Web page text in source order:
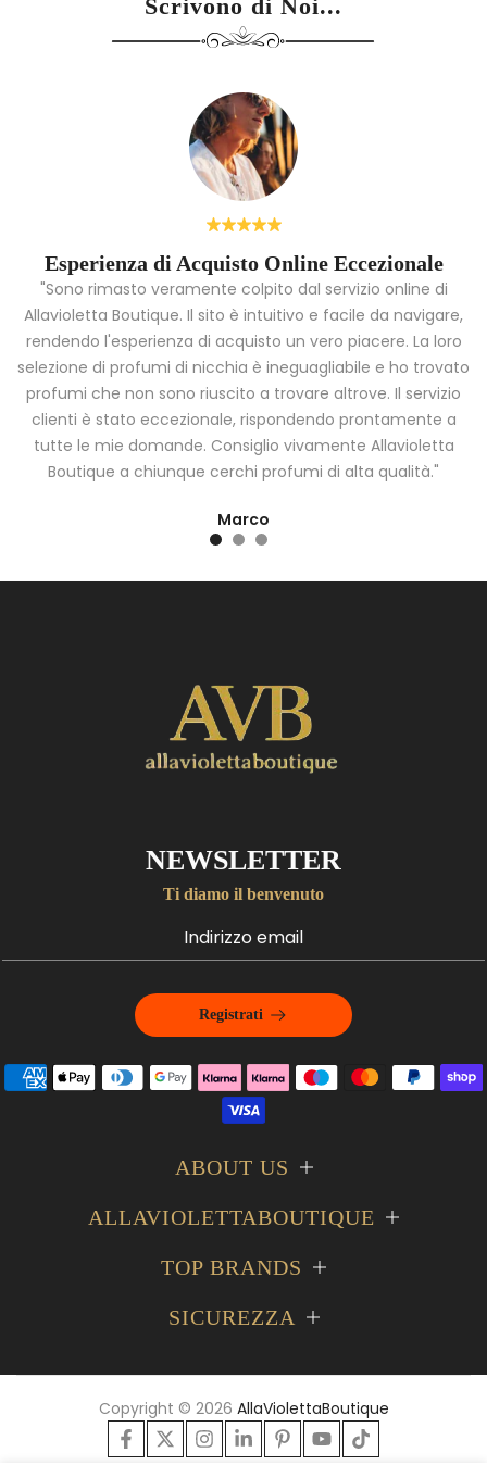
Scrivono di Noi...
Esperienza di Acquisto Online Eccezionale
"Sono rimasto veramente colpito dal servizio online di
Allavioletta Boutique. Il sito è intuitivo e facile da navigare,
rendendo l'esperienza di acquisto un vero piacere. La loro
selezione di profumi di nicchia è ineguagliabile e ho trovato
profumi che non sono riuscito a trovare altrove. Il servizio
clienti è stato eccezionale, rispondendo prontamente a
tutte le mie domande. Consiglio vivamente Allavioletta
Boutique a chiunque cerchi profumi di alta qualità."
Marco
NEWSLETTER
Ti diamo il benvenuto
Registrati
ABOUT US
ALLAVIOLETTABOUTIQUE
TOP BRANDS
SICUREZZA
Copyright © 2026 AllaViolettaBoutique